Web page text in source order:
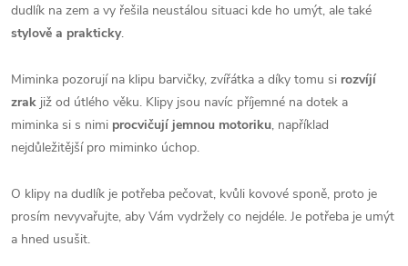
dudlík na zem a vy řešila neustálou situaci kde ho umýt, ale také
stylově a prakticky.
Miminka pozorují na klipu barvičky, zvířátka a díky tomu si rozvíjí
zrak již od útlého věku. Klipy jsou navíc příjemné na dotek a
miminka si s nimi procvičují jemnou motoriku, například
nejdůležitější pro miminko úchop.
O klipy na dudlík je potřeba pečovat, kvůli kovové sponě, proto je
prosím nevyvařujte, aby Vám vydržely co nejdéle. Je potřeba je umýt
a hned usušit.